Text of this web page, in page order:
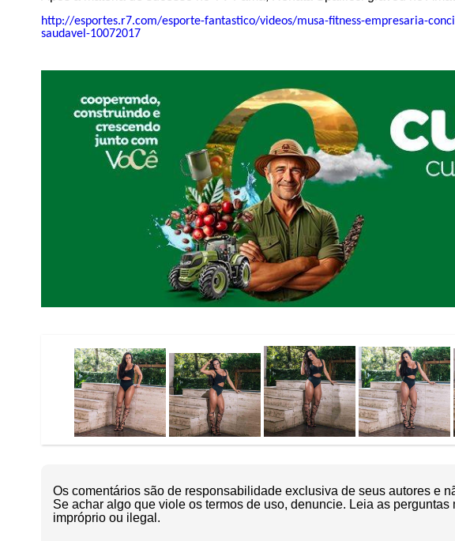
http://esportes.r7.com/esporte-fantastico/videos/musa-fitness-empresaria-
saudavel-10072017
Os comentários são de responsabilidade exclusiva de seus autores e
Se achar algo que viole os termos de uso, denuncie. Leia as
impróprio ou ilegal.